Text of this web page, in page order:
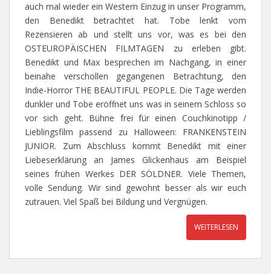
auch mal wieder ein Western Einzug in unser Programm,
den Benedikt betrachtet hat. Tobe lenkt vom
Rezensieren ab und stellt uns vor, was es bei den
OSTEUROPÄISCHEN FILMTAGEN zu erleben gibt.
Benedikt und Max besprechen im Nachgang, in einer
beinahe verschollen gegangenen Betrachtung, den
Indie-Horror THE BEAUTIFUL PEOPLE. Die Tage werden
dunkler und Tobe eröffnet uns was in seinem Schloss so
vor sich geht. Bühne frei für einen Couchkinotipp /
Lieblingsfilm passend zu Halloween: FRANKENSTEIN
JUNIOR. Zum Abschluss kommt Benedikt mit einer
Liebeserklärung an James Glickenhaus am Beispiel
seines frühen Werkes DER SÖLDNER. Viele Themen,
volle Sendung. Wir sind gewohnt besser als wir euch
zutrauen. Viel Spaß bei Bildung und Vergnügen.
WEITERLESEN